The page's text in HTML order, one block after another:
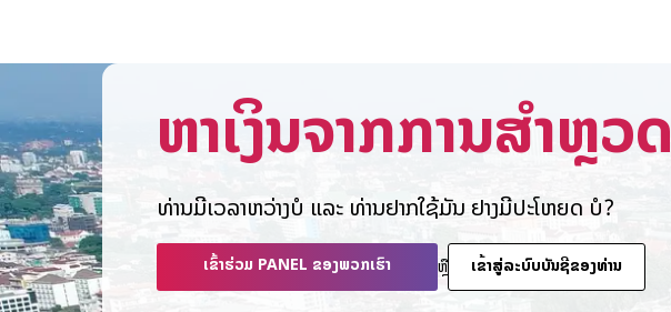
ຫາເງິນຈາກການສໍາຫຼວດ
ທ່ານມີເວລາຫວ່າງບໍ ແລະ ທ່ານຢາກໃຊ້ມັນ ຢ່າງມີປະໂຫຍດ ບໍ?
ເຂົ້າຮ່ວມ PANEL ຂອງພວກເຮົາ ຫຼື ເຂົ້າສູ່ລະບົບບັນຊີຂອງທ່ານ